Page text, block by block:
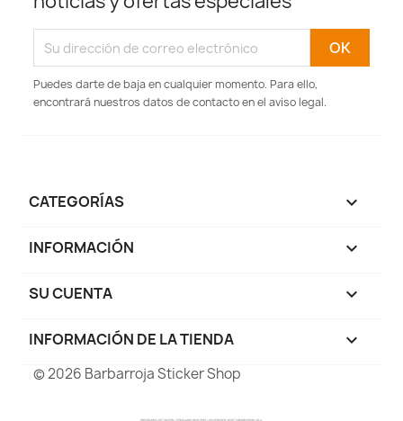
Puedes darte de baja en cualquier momento. Para ello,
encontrará nuestros datos de contacto en el aviso legal.
CATEGORÍAS 
INFORMACIÓN 
SU CUENTA 
INFORMACIÓN DE LA TIENDA keyboard_arrow_down
© 2026 Barbarroja Sticker Shop